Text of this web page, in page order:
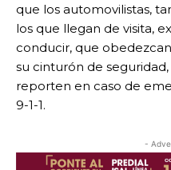
que los automovilistas,
los que llegan de visita,
conducir, que
su cinturón de
reporten en caso de
9-1-1.
-